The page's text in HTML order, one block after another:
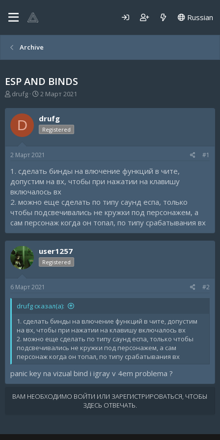
Russian
Archive
ESP AND BINDS
А
т
о
р
м
drufg
Д
т
а
н
а
а
2 Март 2021
D drufg
Registered
2 Март 2021 #1
1. сделать бинды на влючение функций в чите,
допустим на вх, чтобы при нажатии на клавишу
включалось вх
2. можно еще сделать по типу саунд еспа, только
чтобы подсвечивались не кружки под персонажем, а
сам персонаж когда он топал, по типу срабатывания вх
user1257
Registered
6 Март 2021 #2
drufg сказал(а):
1. сделать бинды на влючение функций в чите, допустим
на вх, чтобы при нажатии на клавишу включалось вх
2. можно еще сделать по типу саунд еспа, только чтобы
подсвечивались не кружки под персонажем, а сам
персонаж когда он топал, по типу срабатывания вх
panic key na vizual bind i igray v 4em problema ?
ВАМ НЕОБХОДИМО ВОЙТИ ИЛИ ЗАРЕГИСТРИРОВАТЬСЯ, ЧТОБЫ
ЗДЕСЬ ОТВЕЧАТЬ.